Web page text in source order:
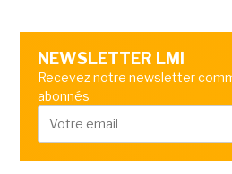
NEWSLETTER LMI
Recevez notre newsletter
abonnés